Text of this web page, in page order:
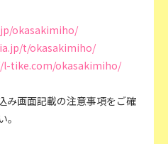
okasakimiho/
t/okasakimiho/
tike.com/okasakimiho/
み画面記載の注意事項をご確